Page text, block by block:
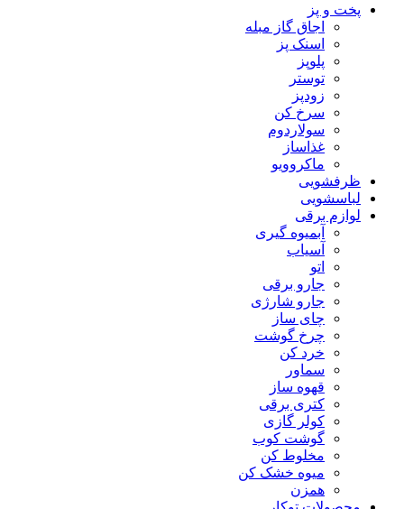
پخت و پز
اجاق گاز مبله
اسنک پز
پلوپز
توستر
زودپز
سرخ کن
سولاردوم
غذاساز
ماکروویو
ظرفشویی
لباسشویی
لوازم برقی
آبمیوه گیری
آسیاب
اتو
جارو برقی
جارو شارژی
چای ساز
چرخ گوشت
خرد کن
سماور
قهوه ساز
کتری برقی
کولر گازی
گوشت کوب
مخلوط کن
میوه خشک کن
همزن